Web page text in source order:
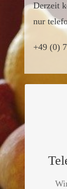
Derzeit
nur
+49 (0)